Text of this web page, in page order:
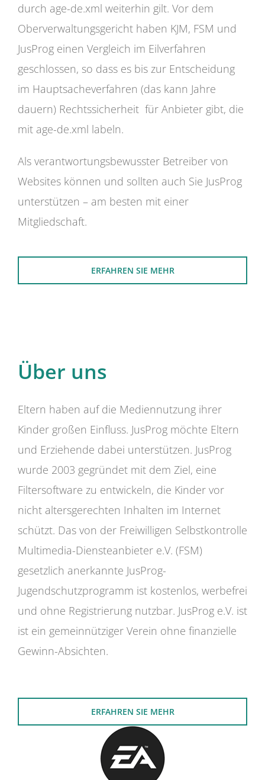
durch age-de.xml weiterhin gilt. Vor dem
Oberverwaltungsgericht haben KJM, FSM und
JusProg einen Vergleich im Eilverfahren
geschlossen, so dass es bis zur Entscheidung
im Hauptsacheverfahren (das kann Jahre
dauern) Rechtssicherheit für Anbieter gibt, die
mit age-de.xml labeln.
Als verantwortungsbewusster Betreiber von
Websites können und sollten auch Sie JusProg
unterstützen – am besten mit einer
Mitgliedschaft.
ERFAHREN SIE MEHR
Über uns
Eltern haben auf die Mediennutzung ihrer
Kinder großen Einfluss. JusProg möchte Eltern
und Erziehende dabei unterstützen. JusProg
wurde 2003 gegründet mit dem Ziel, eine
Filtersoftware zu entwickeln, die Kinder vor
nicht altersgerechten Inhalten im Internet
schützt. Das von der Freiwilligen Selbstkontrolle
Multimedia-Diensteanbieter e.V. (FSM)
gesetzlich anerkannte JusProg-
Jugendschutzprogramm ist kostenlos, werbefrei
und ohne Registrierung nutzbar. JusProg e.V. ist
ist ein gemeinnütziger Verein ohne finanzielle
Gewinn-Absichten.
ERFAHREN SIE MEHR